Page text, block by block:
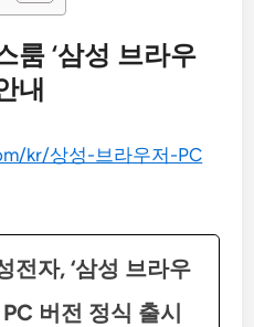
룸 ‘삼성 브라우
내
kr/상성-브라우저-PC
전자, ‘삼성 브라우
PC 버전 정식 출시